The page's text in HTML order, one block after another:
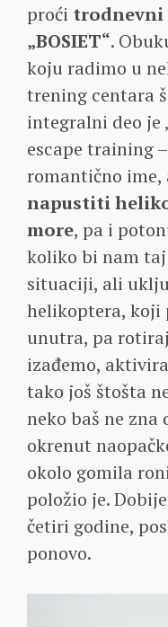
proći trodnevni
„BOSIET“.
koju radimo u
trening centara
integralni deo je
escape training
romantično ime,
napustiti
more, pa i
koliko bi nam
situaciji, ali
helikoptera, koji
unutra, pa
izađemo,
tako još štošta
neko baš ne
okrenut
okolo gomila
položio je.
četiri godine,
ponovo.